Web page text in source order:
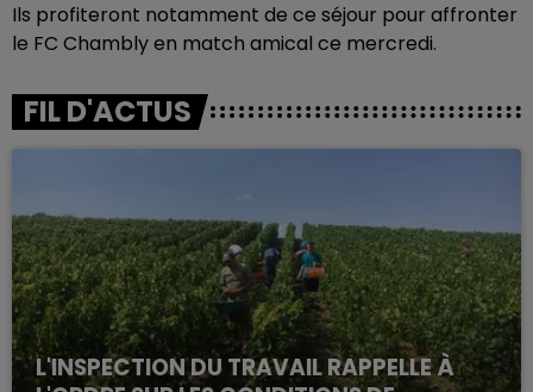
Ils profiteront notamment de ce séjour pour affronter
le FC Chambly en match amical ce mercredi.
FIL D'ACTUS
L'INSPECTION DU TRAVAIL RAPPELLE À